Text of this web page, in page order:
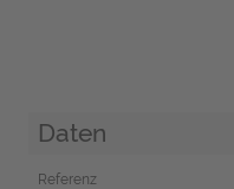
Daten
Referenz